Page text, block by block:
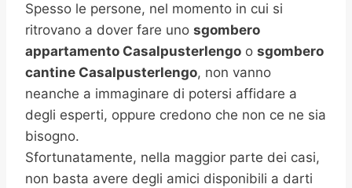
Spesso le persone, nel momento in cui si
ritrovano a dover fare uno sgombero
appartamento Casalpusterlengo o sgombero
cantine Casalpusterlengo, non vanno
neanche a immaginare di potersi affidare a
degli esperti, oppure credono che non ce ne sia
bisogno.
Sfortunatamente, nella maggior parte dei casi,
non basta avere degli amici disponibili a darti